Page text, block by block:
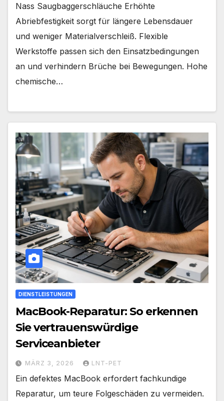
Nass Saugbaggerschläuche Erhöhte
Abriebfestigkeit sorgt für längere Lebensdauer
und weniger Materialverschleiß. Flexible
Werkstoffe passen sich den Einsatzbedingungen
an und verhindern Brüche bei Bewegungen. Hohe
chemische…
DIENSTLEISTUNGEN
MacBook-Reparatur: So erkennen
Sie vertrauenswürdige
Serviceanbieter
MÄRZ 3, 2026 LNT-PET
Ein defektes MacBook erfordert fachkundige
Reparatur, um teure Folgeschäden zu vermeiden.